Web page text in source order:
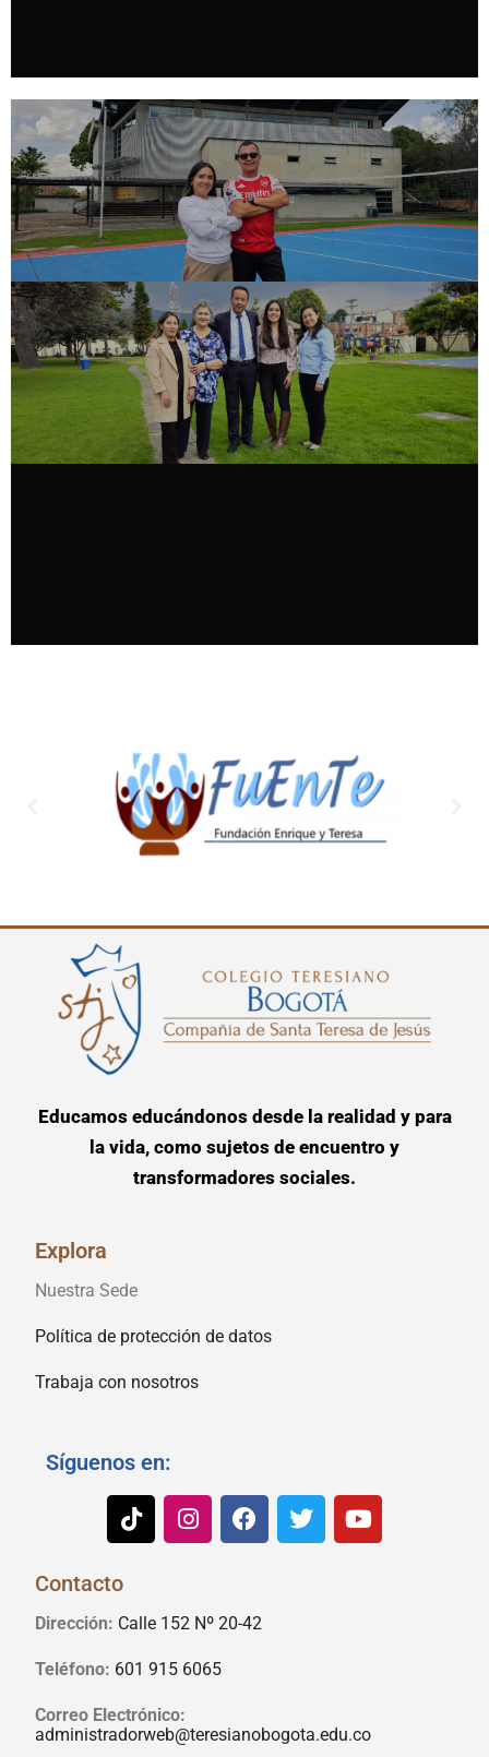
Educamos educándonos desde la realidad y para
la vida, como sujetos de encuentro y
transformadores sociales.
Explora
Nuestra Sede
Política de protección de datos
Trabaja con nosotros
Síguenos en:
Contacto
Dirección: Calle 152 Nº 20-42
Teléfono: 601 915 6065
Correo Electrónico:
administradorweb@teresianobogota.edu.co